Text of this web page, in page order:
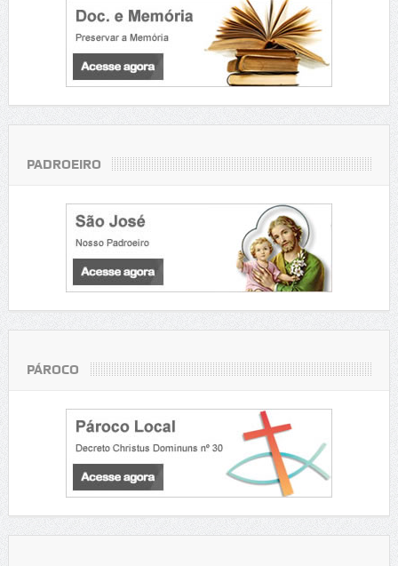
PADROEIRO
PÁROCO